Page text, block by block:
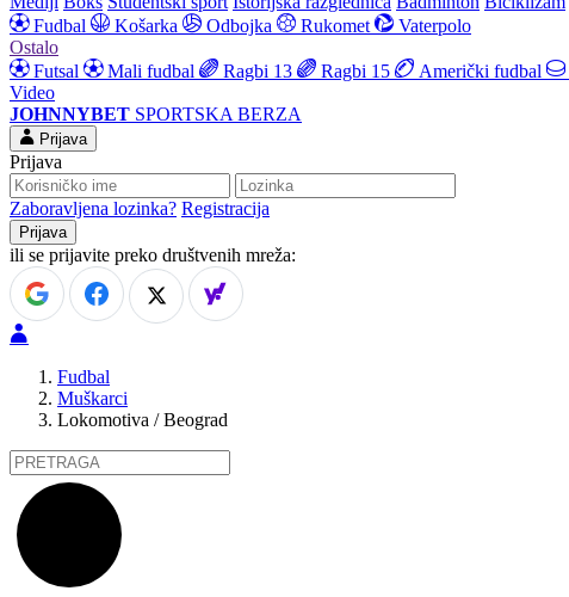
Fudbal
Košarka Odbojka Rukomet
Vaterpolo
Ostalo
Futsal
Mali fudbal Ragbi 13 Ragbi 15 Američki fudbal
Video
JOHNNYBET SPORTSKA BERZA
Prijava
Prijava
Zaboravljena lozinka? Registracija
ili se prijavite preko društvenih mreža:
Fudbal
Muškarci
Lokomotiva / Beograd